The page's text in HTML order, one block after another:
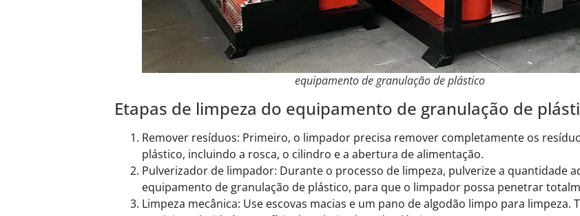
equipamento de granulação de plástico
Etapas de limpeza do equipamento de granulação de
Remover resíduos: Primeiro, o limpador precisa remover completamente os
plástico, incluindo a rosca, o cilindro e a abertura de alimentação.
Pulverizador de limpador: Durante o processo de limpeza, pulverize a quantidade
equipamento de granulação de plástico, para que o limpador possa penetrar
Limpeza mecânica: Use escovas macias e um pano de algodão limpo para